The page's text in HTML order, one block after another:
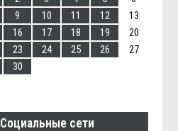
9 10 11 12
13
16 17 18 19
20
23 24 25 26
27
30
Социальные сети